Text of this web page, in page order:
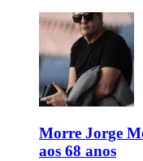
Morre Jorge
aos 68 anos